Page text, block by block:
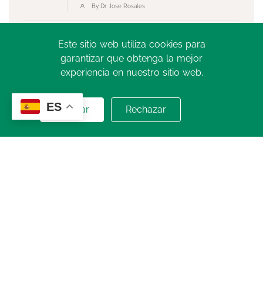
Este sitio web utiliza cookies para
garantizar que obtenga la mejor
experiencia en nuestro sitio web.
Aceptar Rechazar
By Dr Jose Rosales
Recomendación, una Necesidad Global
May 13, 2026
By Dr. Norberto Bornancini
Ver más
ES